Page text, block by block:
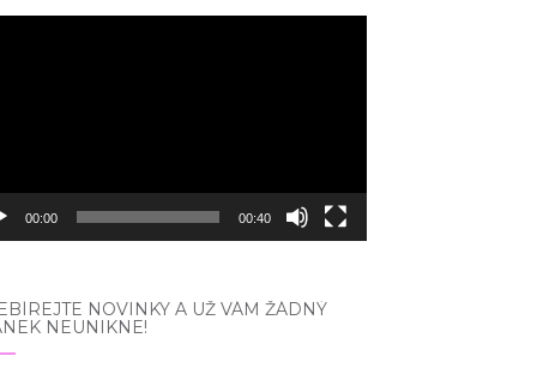
00:00 00:40
NOVINKY A UŽ VÁM ŽÁDNÝ
NEUNIKNE!